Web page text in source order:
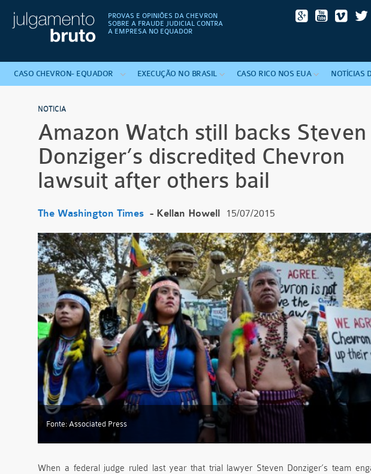
PROVAS E OPINIÕES DA CHEVRON
SOBRE A FRAUDE JUDICIAL CONTRA
A EMPRESA NO EQUADOR
CASO CHEVRON-EQUADOR EXECUÇÃO NO BRASIL CASO RICO NOS EUA NOTÍCIAS
NOTICIA
Amazon Watch still backs Steven
Donziger’s discredited Chevron
lawsuit after others bail
The Washington Times - Kellan Howell 15/07/2015
Fonte: Associated Press
When a federal judge ruled last year that trial lawyer Steven Donziger’s team